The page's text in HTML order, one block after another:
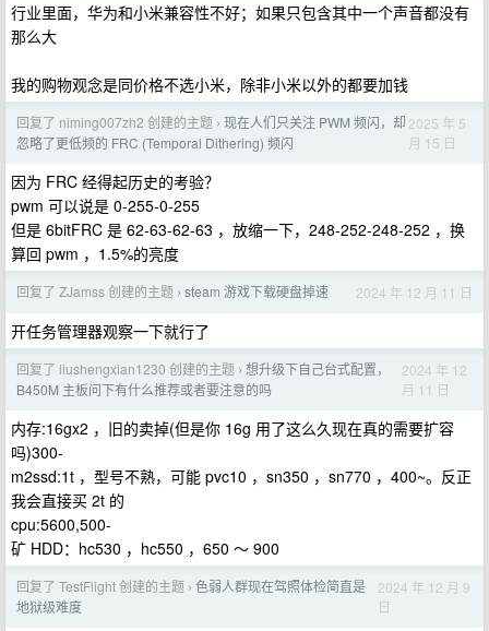
行业里面，华为和小米兼容性不好；如果只包含其中一个声音都没有
那么大
我的购物观念是同价格不选小米，除非小米以外的都要加钱
回复了 niming007zh2 创建的主题 › 现在人们只关注 PWM 频闪，却
忽略了更低频的 FRC (Temporal Dithering) 频闪
2025 年 5
月 15 日
因为 FRC 经得起历史的考验？
pwm 可以说是 0-255-0-255
但是 6bitFRC 是 62-63-62-63 ，放缩一下，248-252-248-252 ，换
算回 pwm ，1.5%的亮度
回复了 ZJamss 创建的主题 › steam 游戏下载硬盘掉速 2024 年 12 月 11 日
开任务管理器观察一下就行了
回复了 liushengxian1230 创建的主题 › 想升级下自己台式配置，
B450M 主板问下有什么推荐或者要注意的吗
2024 年 12
月 11 日
内存:16gx2 ，旧的卖掉(但是你 16g 用了这么久现在真的需要扩容
吗)300-
m2ssd:1t ，型号不熟，可能 pvc10 ，sn350 ，sn770 ，400~。反正
我会直接买 2t 的
cpu:5600,500-
矿 HDD：hc530 ，hc550 ，650 ～ 900
回复了 TestFlight 创建的主题 › 色弱人群现在驾照体检简直是
地狱级难度
2024 年 12 月 9
日